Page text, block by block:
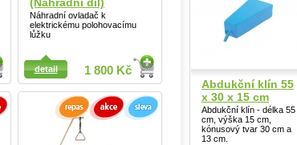
Náhradní ovladač k
elektrickému polohovacímu
lůžku
1 800 Kč
detail
Abdukční klín 55
x 30 x 15 cm
Abdukční klín - délka 55
cm, výška 15 cm,
kónusový tvar 30 cm a
13 cm.